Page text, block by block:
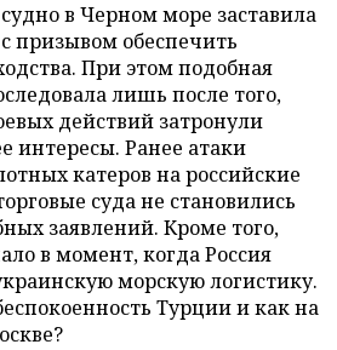
в Черном море заставила
призывом обеспечить
При этом подобная
лишь после того,
действий затронули
интересы. Ранее атаки
катеров на российские
суда не становились
заявлений. Кроме того,
в момент, когда Россия
морскую логистику.
Турции и как на